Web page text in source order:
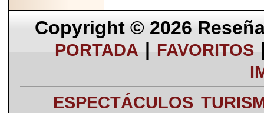
Copyright © 2026
PORTADA | FAVORITOS
ESPECTÁCULOS